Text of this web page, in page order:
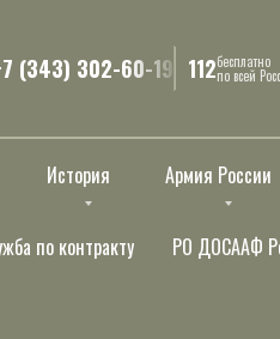
(343) 302-60-19 112бесплатно
по всей
История Армия России
по контракту РО ДОСААФ